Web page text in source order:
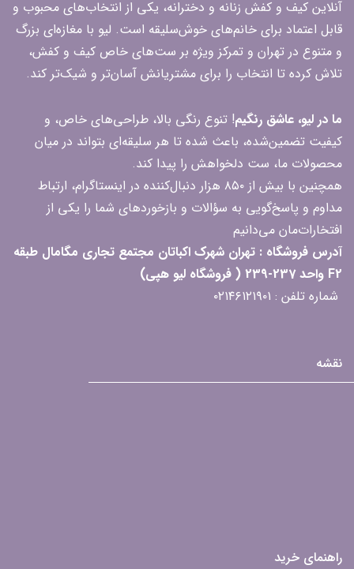
آنلاین کیف و کفش زنانه و دخترانه، یکی از انتخاب‌های محبوب و
قابل اعتماد برای خانم‌های خوش‌سلیقه است. لیو با مغازه‌ای بزرگ
و متنوع در تهران و تمرکز ویژه بر ست‌های خاص کیف و کفش،
تلاش کرده تا انتخاب را برای مشتریانش آسان‌تر و شیک‌تر کند.
ما در لیو، عاشق رنگیم! تنوع رنگی بالا، طراحی‌های خاص، و
کیفیت تضمین‌شده، باعث شده تا هر سلیقه‌ای بتواند در میان
محصولات ما، ست دلخواهش را پیدا کند.
همچنین با بیش از ۸۵۰ هزار دنبال‌کننده در اینستاگرام، ارتباط
مداوم و پاسخ‌گویی به سؤالات و بازخوردهای شما را یکی از
افتخارات‌مان می‌دانیم
آدرس فروشگاه : تهران شهرک اکباتان مجتمع تجاری مگامال طبقه
F2 واحد 237-239 ( فروشگاه لیو هپی)
شماره تلفن : ۰۲۱۴۶۱۲۱۹۰۱
نقشه
راهنمای خرید